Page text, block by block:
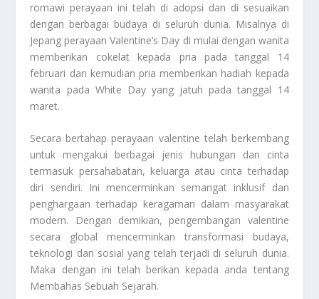
romawi perayaan ini telah di adopsi dan di sesuaikan
dengan berbagai budaya di seluruh dunia. Misalnya di
Jepang perayaan Valentine’s Day di mulai dengan wanita
memberikan cokelat kepada pria pada tanggal 14
februari dan kemudian pria memberikan hadiah kepada
wanita pada White Day yang jatuh pada tanggal 14
maret.
Secara bertahap perayaan valentine telah berkembang
untuk mengakui berbagai jenis hubungan dan cinta
termasuk persahabatan, keluarga atau cinta terhadap
diri sendiri. Ini mencerminkan semangat inklusif dan
penghargaan terhadap keragaman dalam masyarakat
modern. Dengan demikian, pengembangan valentine
secara global mencerminkan transformasi budaya,
teknologi dan sosial yang telah terjadi di seluruh dunia.
Maka dengan ini telah berikan kepada anda tentang
Membahas Sebuah Sejarah.